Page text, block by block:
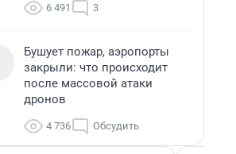
6 491 3
Бушует пожар, аэропорты
закрыли: что происходит
после массовой атаки
дронов
4 736 Обсудить